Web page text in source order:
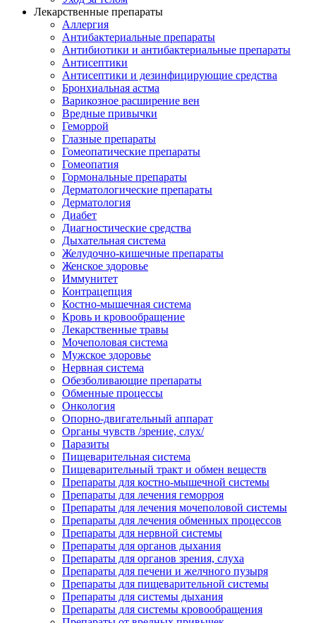
Лекарственные препараты
Аллергия
Антибактериальные препараты
Антибиотики и антибактериальные препараты
Антисептики
Антисептики и дезинфицирующие средства
Бронхиальная астма
Варикозное расширение вен
Вредные привычки
Геморрой
Глазные препараты
Гомеопатические препараты
Гомеопатия
Гормональные препараты
Дерматологические препараты
Дерматология
Диабет
Диагностические средства
Дыхательная система
Желудочно-кишечные препараты
Женское здоровье
Иммунитет
Контрацепция
Костно-мышечная система
Кровь и кровообращение
Лекарственные травы
Мочеполовая система
Мужское здоровье
Нервная система
Обезболивающие препараты
Обменные процессы
Онкология
Опорно-двигательный аппарат
Органы чувств /зрение, слух/
Паразиты
Пищеварительная система
Пищеварительный тракт и обмен веществ
Препараты для костно-мышечной системы
Препараты для лечения геморроя
Препараты для лечения мочеполовой системы
Препараты для лечения обменных процессов
Препараты для нервной системы
Препараты для органов дыхания
Препараты для органов зрения, слуха
Препараты для печени и желчного пузыря
Препараты для пищеварительной системы
Препараты для системы дыхания
Препараты для системы кровообращения